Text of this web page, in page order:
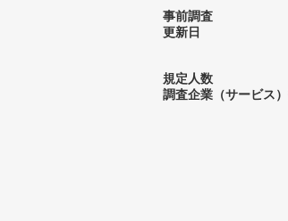
事前調査
更新日
規定人数
調査企業（サービス